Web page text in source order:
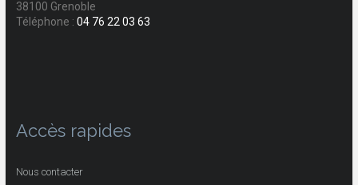
38100 Grenoble
Téléphone : 04 76 22 03 63
Accès rapides
Nous contacter